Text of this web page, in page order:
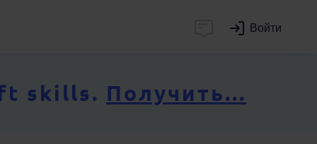
Войти
skills. Получить...